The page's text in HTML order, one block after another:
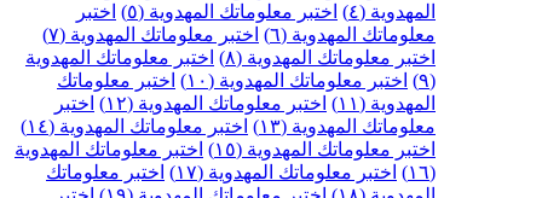
المهدوية (٤)
اختبر معلوماتك المهدوية (٥)
اختبر
معلوماتك المهدوية (٦)
اختبر معلوماتك المهدوية (٧)
اختبر معلوماتك المهدوية (٨)
اختبر معلوماتك المهدوية
(٩)
اختبر معلوماتك المهدوية (١٠)
اختبر معلوماتك
المهدوية (١١)
اختبر معلوماتك المهدوية (١٢)
اختبر
معلوماتك المهدوية (١٣)
اختبر معلوماتك المهدوية (١٤)
اختبر معلوماتك المهدوية (١٥)
اختبر معلوماتك المهدوية
(١٦)
اختبر معلوماتك المهدوية (١٧)
اختبر معلوماتك